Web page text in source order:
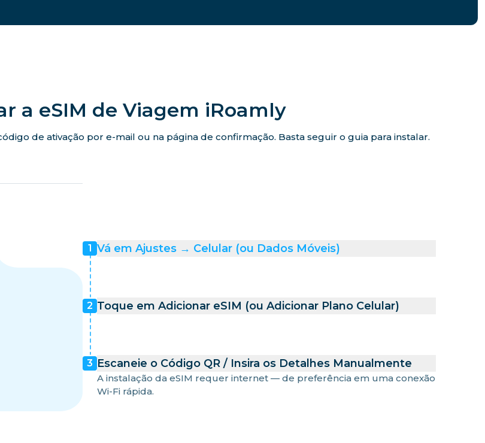
a eSIM de Viagem iRoamly
de ativação por e-mail ou na página de confirmação. Basta seguir o guia para instalar.
1 Vá em Ajustes → Celular (ou Dados Móveis)
2 Toque em Adicionar eSIM (ou Adicionar Plano Celular)
3 Escaneie o Código QR / Insira os Detalhes Manualmente
A instalação da eSIM requer internet — de preferência em uma conexão
Wi-Fi rápida.